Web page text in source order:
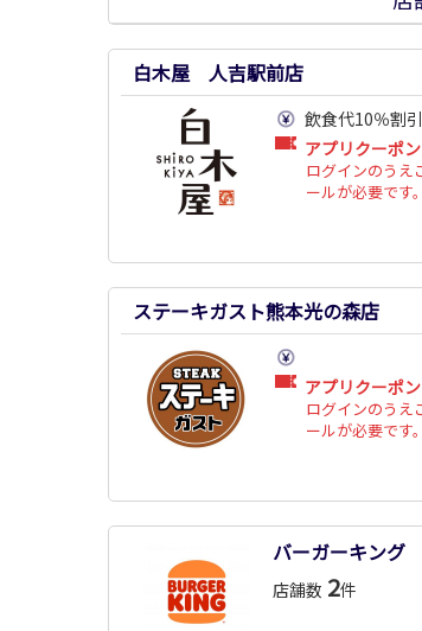
白木屋 人吉駅前店
飲食代10％割引
アプリクーポン
ログインのうえ
ールが必要です。
ステーキガスト熊本光の森店
アプリクーポン
ログインのうえ
ールが必要です。
バーガーキング
店舗数 2件